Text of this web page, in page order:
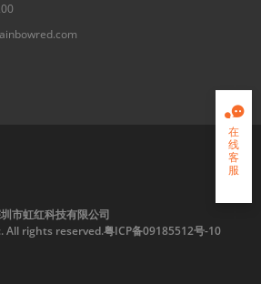

在
线
客
服
市虹红科技有限公司
All rights reserved.粤ICP备09185512号-10